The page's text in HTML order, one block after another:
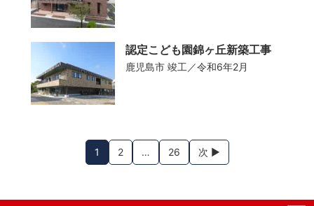
認定こども園錦ヶ丘新築工事
鹿児島市 竣工／令和6年2月
1 2 … 26 次 ▶︎